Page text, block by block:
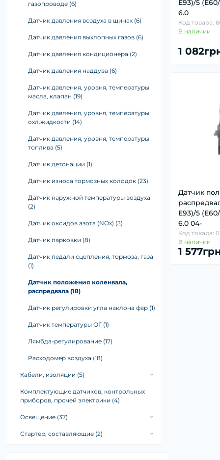
Ремкомплект суппорта (25)
Составляющие дискового тормоза (1)
Фильтр топливный, корпус (3)
Сайлентблок, втулка, подушка балки (1)
Стабилизатор (33)
газопроводе (6)
Датчик давления воздуха в шинах (6)
Датчик давления выхлопных газов (6)
Датчик давления кондиционера (2)
Датчик давления наддува (6)
Датчик давления, уровня, температуры
масла, клапан (19)
Датчик давления, уровня, температуры
охл.жидкости (14)
Датчик давления, уровня, температуры
топлива (5)
Датчик детонации (1)
Датчик износа тормозных колодок (23)
Датчик наружной температуры воздуха
(2)
Датчик оксидов азота (NOx) (3)
Датчик парковки (8)
Датчик педали сцепления, тормоза, газа
(1)
Датчик положения коленвала,
распредвала (18)
Датчик регулировки угла наклона фар (1)
Датчик температуры ОГ (1)
Лямбда-регулирование (17)
Расходомер воздуха (18)
Кабели, изоляции (5)
Комплектующие датчиков, контрольных
приборов, прочей электрики (4)
Освещение (37)
Стартер, составляющие (2)
E93)/5
6.0
Код товара:
В наличии
1
Датчик
E93)/5
6.0 04-
Код товара:
В наличии
1